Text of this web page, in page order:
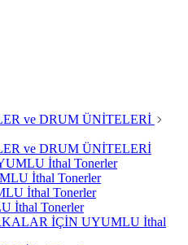
ve DRUM ÜNİTELERİ
ve DRUM ÜNİTELERİ
İthal Tonerler
İthal Tonerler
İthal Tonerler
İthal Tonerler
İÇİN UYUMLU İthal